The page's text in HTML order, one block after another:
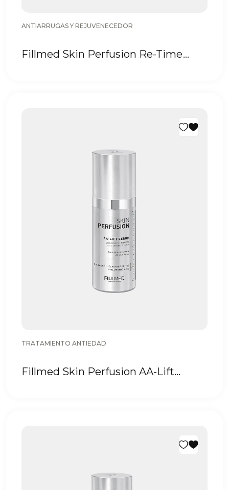
ANTIARRUGAS Y REJUVENECEDOR
Fillmed Skin Perfusion Re-Time
TRATAMIENTO ANTIEDAD
Fillmed Skin Perfusion AA-Lift